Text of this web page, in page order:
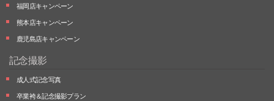
福岡店キャンペーン
熊本店キャンペーン
鹿児島店キャンペーン
記念撮影
成人式記念写真
卒業袴＆記念撮影プラン